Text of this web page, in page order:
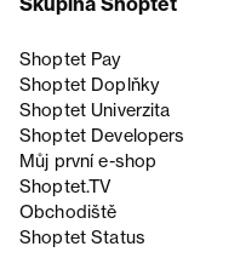
Shoptet Pay
Shoptet Doplňky
Shoptet Univerzita
Shoptet Developers
Můj první e-shop
Shoptet.TV
Obchodiště
Shoptet Status